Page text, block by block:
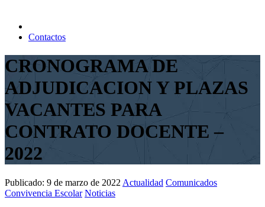
Contactos
CRONOGRAMA DE
ADJUDICACION Y PLAZAS
VACANTES PARA
CONTRATO DOCENTE –
2022
Publicado: 9 de marzo de 2022 Actualidad Comunicados
Convivencia Escolar Noticias